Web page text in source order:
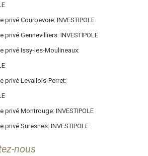
privé Courbevoie: INVESTIPOLE
privé Gennevilliers: INVESTIPOLE
privé Issy-les-Moulineaux:
privé Levallois-Perret:
privé Montrouge: INVESTIPOLE
privé Suresnes: INVESTIPOLE
nous